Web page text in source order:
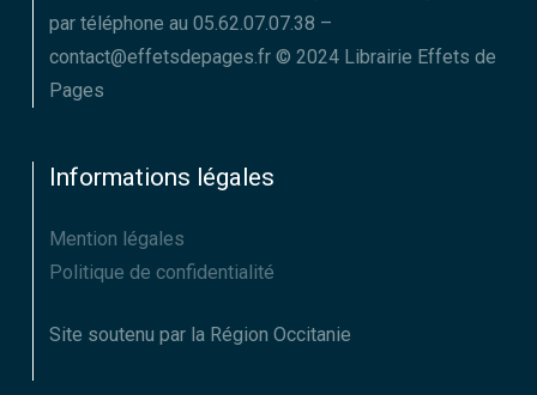
par téléphone au 05.62.07.07.38 –
contact@effetsdepages.fr © 2024 Librairie Effets de
Pages
Informations légales
Mention légales
Politique de confidentialité
Site soutenu par la Région Occitanie